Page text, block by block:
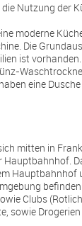
Nutzung der
moderne
Die
ist
eine Dusche
mitten in
Hauptbahnhof.
Hauptbahnhof
Clubs
sowie